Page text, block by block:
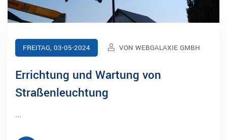
FREITAG, 03-05-2024 VON WEBGALAXIE GMBH
Errichtung und Wartung von
Straßenleuchtung
...